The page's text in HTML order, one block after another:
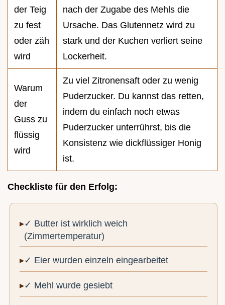
der Teig
zu fest
oder zäh
wird
nach der Zugabe des Mehls die
Ursache. Das Glutennetz wird zu
stark und der Kuchen verliert seine
Lockerheit.
Warum
der
Guss zu
flüssig
wird
Zu viel Zitronensaft oder zu wenig
Puderzucker. Du kannst das retten,
indem du einfach noch etwas
Puderzucker unterrührst, bis die
Konsistenz wie dickflüssiger Honig
ist.
Checkliste für den Erfolg:
✓ Butter ist wirklich weich
(Zimmertemperatur)
✓ Eier wurden einzeln eingearbeitet
✓ Mehl wurde gesiebt